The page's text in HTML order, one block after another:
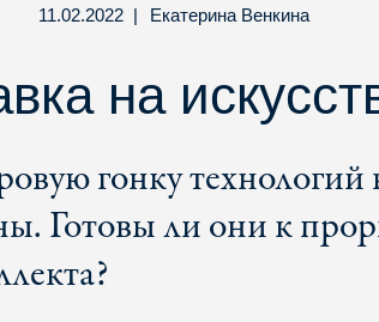
11.02.2022 | Екатерина Венкина
на
гонку технологий
Готовы ли они к